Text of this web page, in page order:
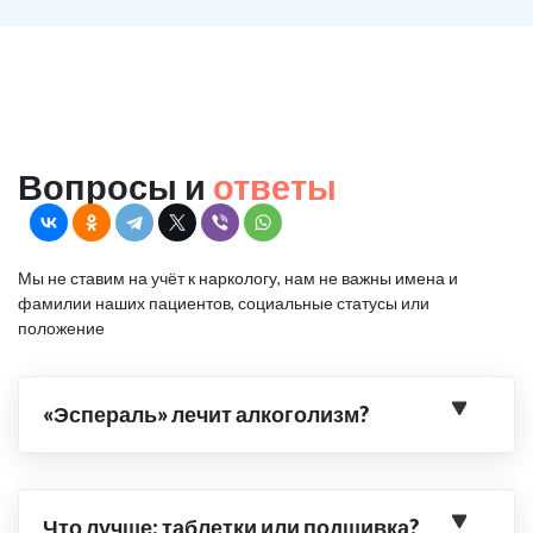
Вопросы и ответы
Мы не ставим на учёт к наркологу, нам не важны имена и
фамилии наших пациентов, социальные статусы или
положение
«Эспераль» лечит алкоголизм?
Что лучше: таблетки или подшивка?